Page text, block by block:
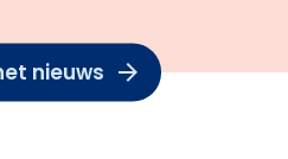
nieuws